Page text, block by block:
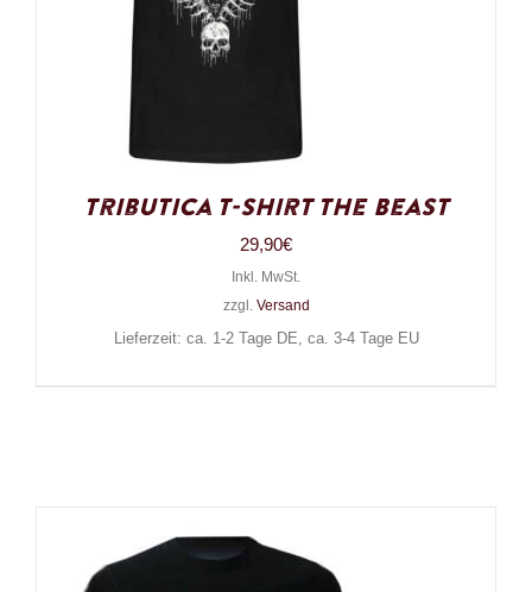
Tributica T-Shirt The Beast
29,90€
Inkl. MwSt.
zzgl. Versand
Lieferzeit: ca. 1-2 Tage DE, ca. 3-4 Tage EU